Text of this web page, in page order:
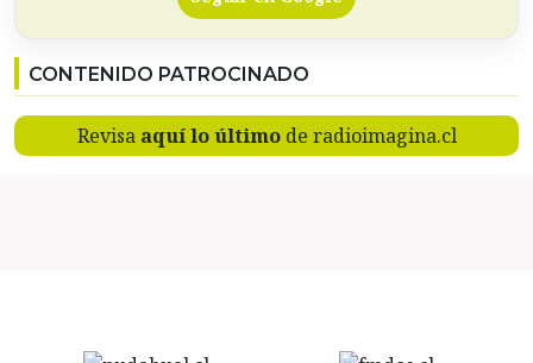
CONTENIDO PATROCINADO
Revisa aquí lo últimode radioimagina.cl